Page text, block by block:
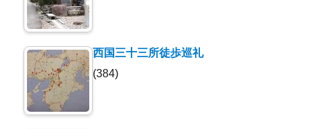
西国三十三所徒歩巡礼
(384)